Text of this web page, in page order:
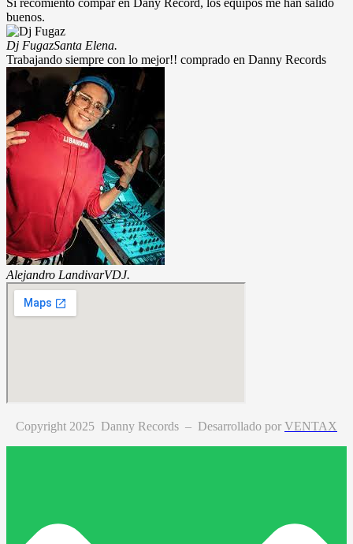
Si recomiento compar en Dany Record, los equipos me han salido
buenos.
Dj FugazSanta Elena.
Trabajando siempre con lo mejor!! comprado en Danny Records
Alejandro LandivarVDJ.
Copyright 2025 Danny Records – Desarrollado por VENTAX